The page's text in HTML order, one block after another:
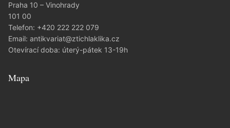
Praha 10 – Vinohrady
101 00
Telefon: +420 222 222 079
Email: antikvariat@ztichlaklika.cz
Otevírací doba: úterý-pátek 13-19h
Mapa